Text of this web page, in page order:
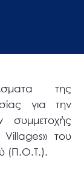
της
για την
συμμετοχής
του
(Π.Ο.Τ.).